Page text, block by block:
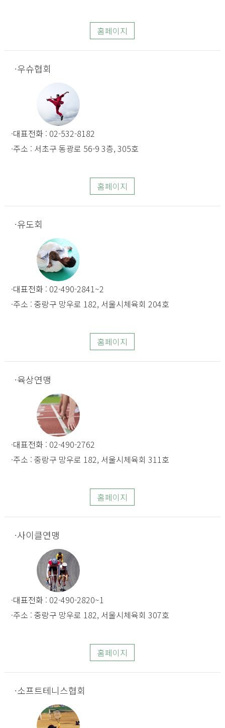
홈페이지
우슈협회
대표전화 : 02-532-8182
주소 : 서초구 동광로 56-9 3층, 305호
홈페이지
유도회
대표전화 : 02-490-2841~2
주소 : 중랑구 망우로 182, 서울시체육회 204호
홈페이지
육상연맹
대표전화 : 02-490-2762
주소 : 중랑구 망우로 182, 서울시체육회 311호
홈페이지
사이클연맹
대표전화 : 02-490-2820~1
주소 : 중랑구 망우로 182, 서울시체육회 307호
홈페이지
소프트테니스협회